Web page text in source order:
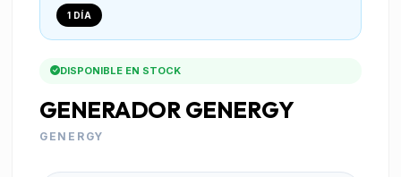
1 DÍA
DISPONIBLE EN STOCK
GENERADOR GENERGY
GENERGY